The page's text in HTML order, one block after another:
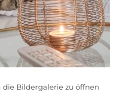
Bildergalerie zu öffnen